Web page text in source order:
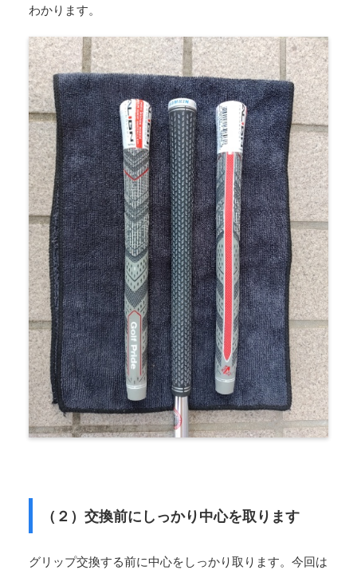
わかります。
（２）交換前にしっかり中心を取ります
グリップ交換する前に中心をしっかり取ります。今回は